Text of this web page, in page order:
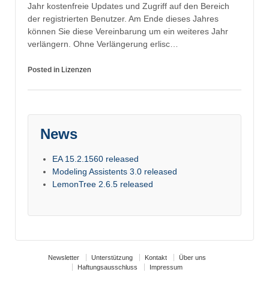
Jahr kostenfreie Updates und Zugriff auf den Bereich
der registrierten Benutzer. Am Ende dieses Jahres
können Sie diese Vereinbarung um ein weiteres Jahr
verlängern. Ohne Verlängerung erlisc…
Posted in Lizenzen
News
EA 15.2.1560 released
Modeling Assistents 3.0 released
LemonTree 2.6.5 released
Newsletter Unterstützung Kontakt
Über uns
Haftungsausschluss
Impressum